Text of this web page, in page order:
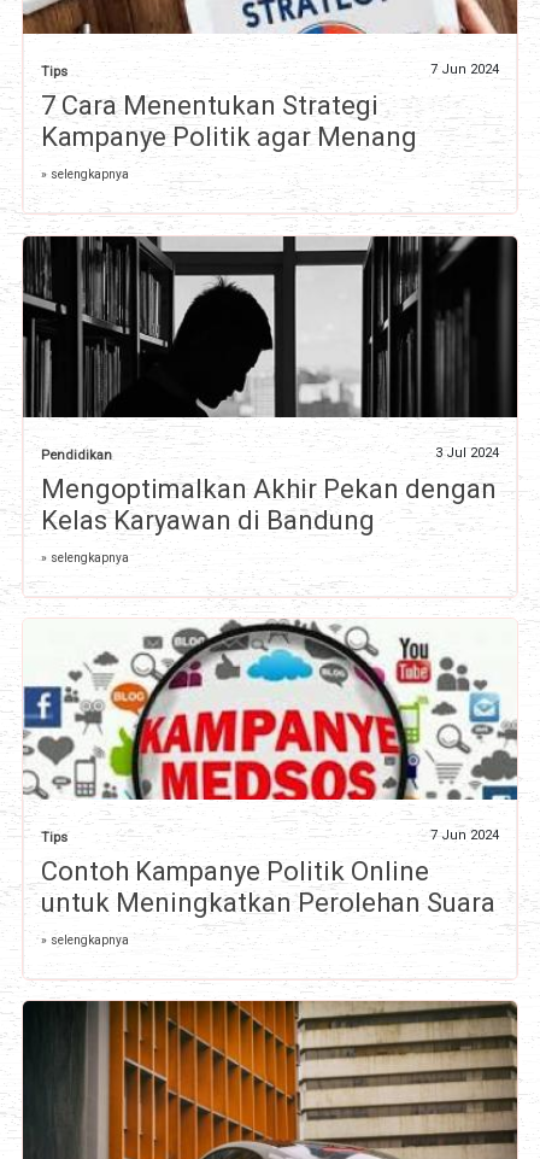
Tips 7 Jun 2024
7 Cara Menentukan Strategi
Kampanye Politik agar Menang
» selengkapnya
Pendidikan 3 Jul 2024
Mengoptimalkan Akhir Pekan dengan
Kelas Karyawan di Bandung
» selengkapnya
Tips 7 Jun 2024
Contoh Kampanye Politik Online
untuk Meningkatkan Perolehan Suara
» selengkapnya